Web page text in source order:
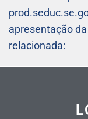
apresentação
relacionada: